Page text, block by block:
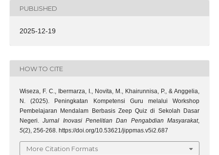
PUBLISHED
2025-12-19
HOW TO CITE
Wiseza, F. C., Ibermarza, I., Novita, M., Khairunnisa, P., & Anggelia,
N. (2025). Peningkatan Kompetensi Guru melalui Workshop
Pembelajaran Mendalam Berbasis Zeep Quiz di Sekolah Dasar
Negeri.Jurnal Inovasi Penelitian Dan Pengabdian Masyarakat,
5(2), 256-268. https://doi.org/10.53621/jippmas.v5i2.687
More Citation Formats